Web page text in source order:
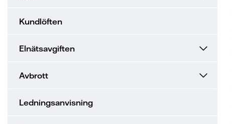
Kundlöften
Elnätsavgiften
Avbrott
Ledningsanvisning